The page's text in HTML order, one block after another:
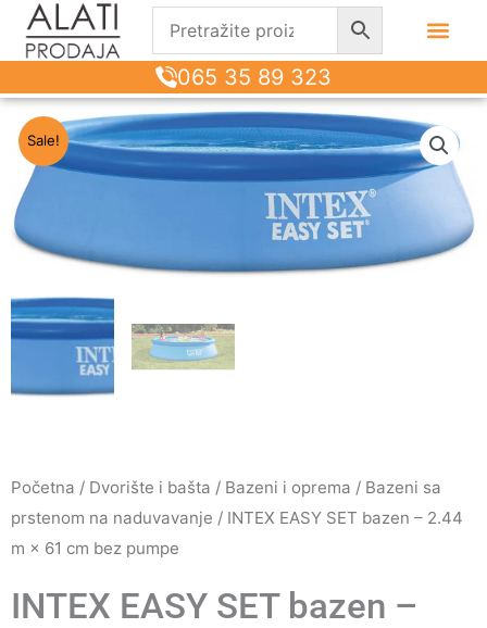
065 35 89 323
Sale!
Početna / Dvorište i bašta / Bazeni i oprema / Bazeni sa
prstenom na naduvavanje / INTEX EASY SET bazen – 2.44
m × 61 cm bez pumpe
INTEX EASY SET bazen –